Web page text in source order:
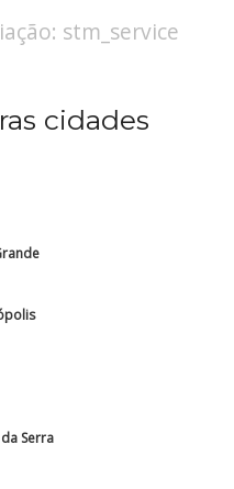
stm_service
cidades
Serra